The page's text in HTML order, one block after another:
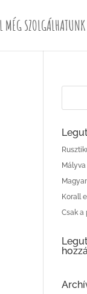
SZOLGÁLHATUNK
Korall
Csak a